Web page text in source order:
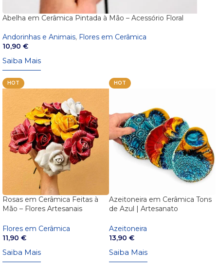
Abelha em Cerâmica Pintada à Mão – Acessório Floral
Andorinhas e Animais, Flores em Cerâmica
10,90 €
Saiba Mais
HOT
Rosas em Cerâmica Feitas à
Mão – Flores Artesanais
Flores em Cerâmica
11,90 €
Saiba Mais
HOT
Azeitoneira em Cerâmica Tons
de Azul | Artesanato
Azeitoneira
13,90 €
Saiba Mais